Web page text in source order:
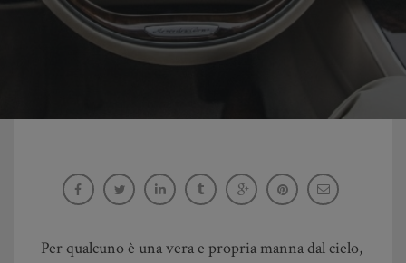
Con Start e Stop il traffico non è più un
problema
Per qualcuno è una vera e propria manna dal cielo,